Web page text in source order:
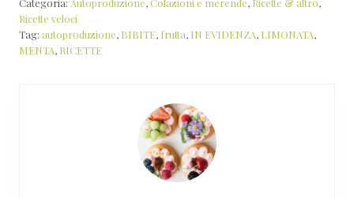
Categoria: Autoproduzione,Colazioni e merende, Ricette & altro,
Ricette veloci
Tag: autoproduzione, BIBITE, frutta, IN EVIDENZA, LIMONATA,
MENTA, RICETTE